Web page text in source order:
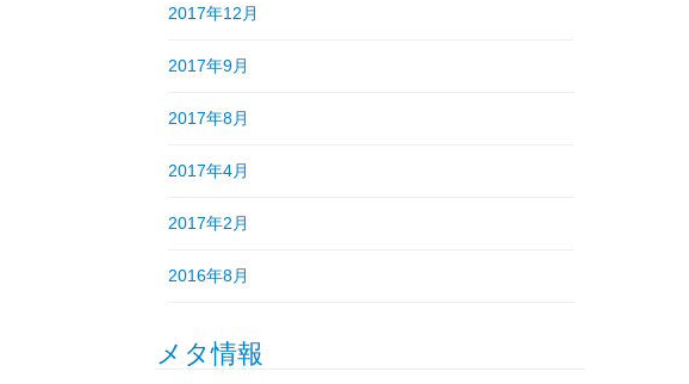
2017年12月
2017年9月
2017年8月
2017年4月
2017年2月
2016年8月
メタ情報